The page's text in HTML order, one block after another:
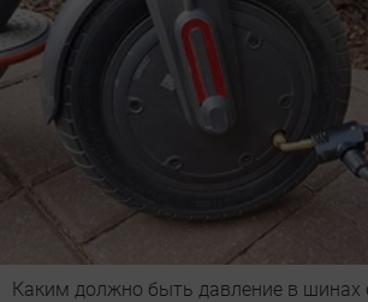
Каким должно быть давление в шинах